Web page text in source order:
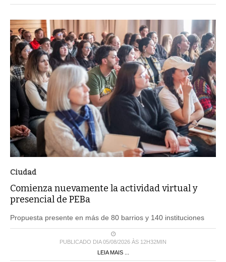
Ciudad
Comienza nuevamente la actividad virtual y
presencial de PEBa
Propuesta presente en más de 80 barrios y 140 instituciones
PUBLICADO DIA 05/08/2026 ÀS 12H32MIN
LEIA MAIS ...